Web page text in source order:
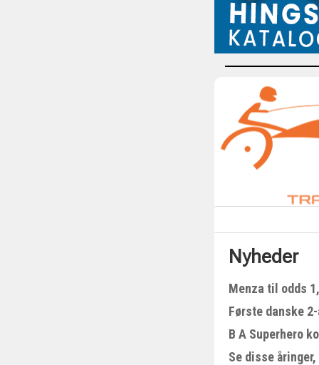
Nyheder
Menza til odds
Første danske
B A Superhero
Se disse